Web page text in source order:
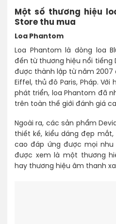
Một số thương hiệu
Store thu mua
Loa Phantom
Loa Phantom là dòng loa
đến từ thương hiệu nổi tiếng
được thành lập từ năm
Eiffel, thủ đô Paris, Pháp.
phát triển, loa Phantom đã
trên toàn thế giới đánh giá
Ngoài ra, các sản phẩm
thiết kế, kiểu dáng đẹp
cao đáp ứng được mọi
được xem là một thương
hay thương hiệu âm thanh